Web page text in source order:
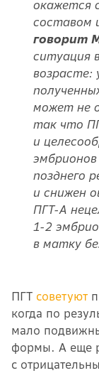
окажется
составом
говорит
ситуация
возрасте:
может не
так что
и
позднего
и снижен
ПГТ-А
1-2
в матку
ПГТ советуют
когда по
мало
формы. А еще
с